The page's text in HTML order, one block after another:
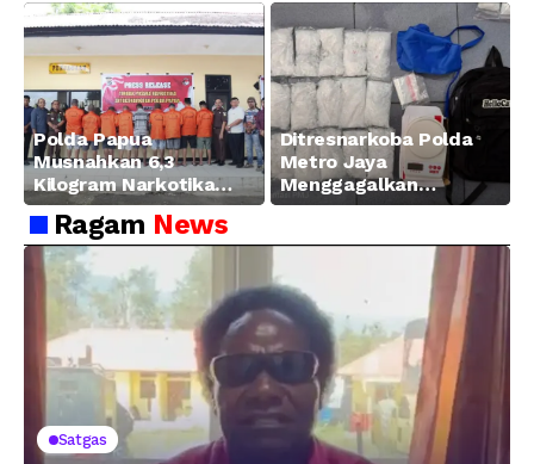
Jenis Sabu di Jalan
Swapen Perkebunan
Manokwari
Gram
Polda Papua
Musnahkan 6,3
Kilogram Narkotika
Hasil Pengungkapan
Jaringan Lintas
Wilayah Februari 2026
Ditresnarkoba Polda
Metro Jaya
Menggagalkan
Peredaran Sabu 5,3 Kg
Ragam News
Satgas